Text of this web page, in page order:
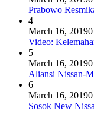
Prabowo
4
March 16, 2019
Video:
5
March 16, 2019
Aliansi Nissan-
6
March 16, 2019
Sosok New